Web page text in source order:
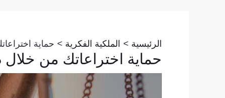
الرئيسية الملكية الفكرية حماية
حماية اختراعاتك من خلال